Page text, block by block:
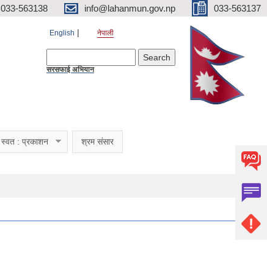
033-563138 info@lahanmun.gov.np 033-563137
English नेपाली
सरसफाई अभियान
स्वत : प्रकाशन श्रम संसार